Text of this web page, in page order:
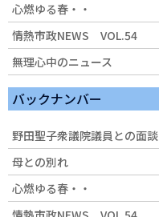
心燃ゆる春・・
情熱市政NEWS VOL.54
無理心中のニュース
バックナンバー
野田聖子衆議院議員との面談
母との別れ
心燃ゆる春・・